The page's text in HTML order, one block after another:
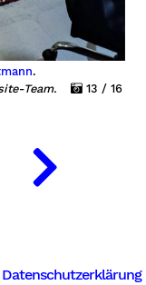
.
Team.
13 / 16
Datenschutzerklärung